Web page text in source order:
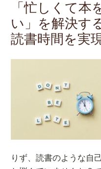
「忙しくて本
い」を解決す
読書時間を実
りず、読書のような自